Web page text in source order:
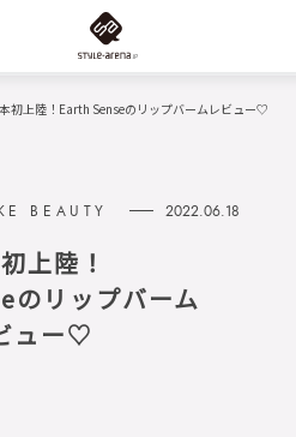
初上陸！Earth Senseのリップバームレビュー♡
2022.06.18
上陸！
リップバーム
ュー♡